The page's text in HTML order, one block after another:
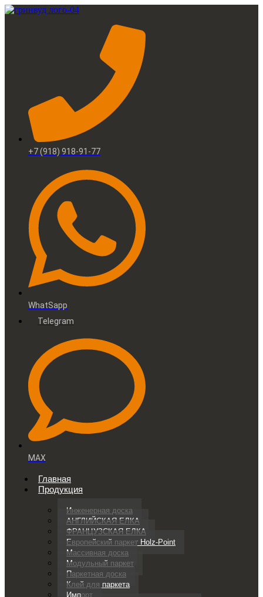
+7 (918) 918-91-77
WhatSapp
Telegram
MAX
Главная
Продукция
Инженерная доска
АНГЛИЙСКАЯ ЕЛКА
ФРАНЦУЗСКАЯ ЕЛКА
Европейский паркет Holz-Point
Массивная доска
Модульный паркет
Паркетная доска
Клей для паркета
Импорт